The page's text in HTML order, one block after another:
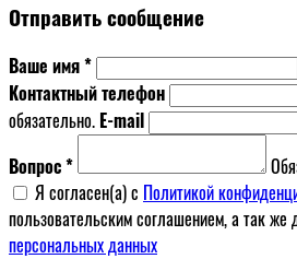
Отправить сообщение
Ваше имя *
Контактный телефон
обязательно. E-mail
Вопрос *
Я согласен(a) с Политикой
пользовательским соглашением, а так же
персональных данных